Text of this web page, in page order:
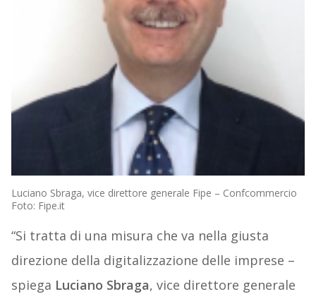
Luciano Sbraga, vice direttore generale Fipe – Confcommercio
Foto: Fipe.it
“Si tratta di una misura che va nella giusta
direzione della digitalizzazione delle imprese –
spiega Luciano Sbraga, vice direttore generale